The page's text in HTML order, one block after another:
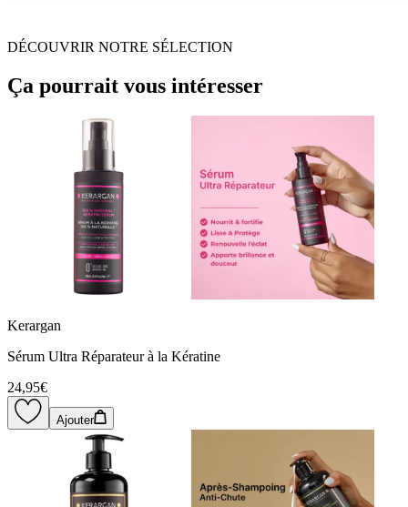
DÉCOUVRIR NOTRE SÉLECTION
Ça pourrait vous intéresser
Kerargan
Sérum Ultra Réparateur à la Kératine
24,95€
Ajouter